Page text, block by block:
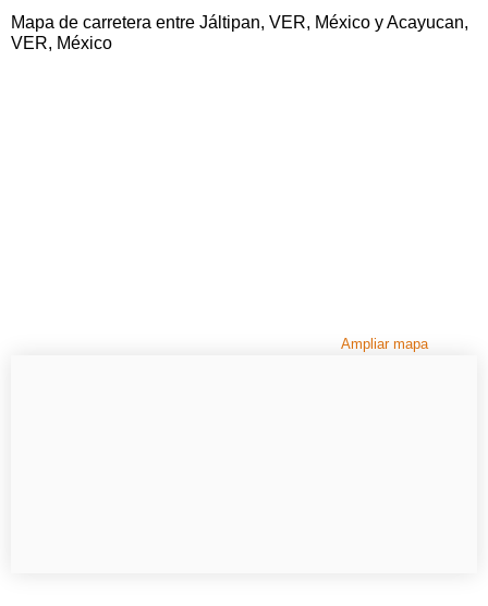
Mapa de carretera entre Jáltipan, VER, México y Acayucan,
VER, México
Ampliar mapa